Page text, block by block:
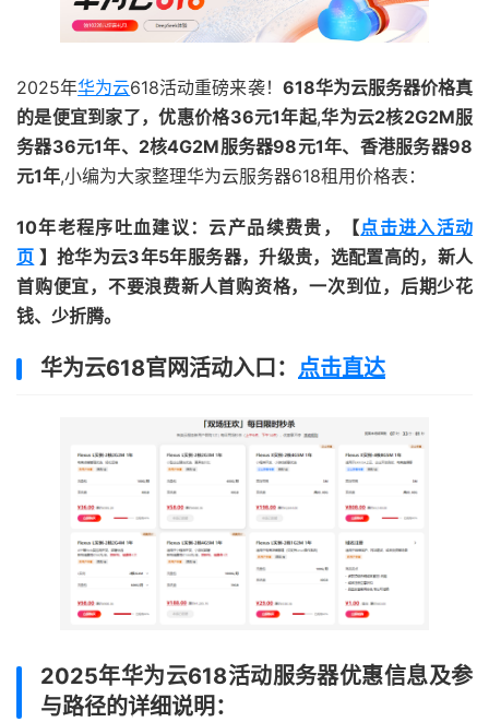
2025年华为云618活动重磅来袭！ 618华为云服务器价格真
的是便宜到家了，优惠价格36元1年起,华为云2核2G2M服
务器36元1年、2核4G2M服务器98元1年、香港服务器98
元1年,小编为大家整理华为云服务器618租用价格表：
10年老程序吐血建议：云产品续费贵，【点击进入活动
页 】抢华为云3年5年服务器，升级贵，选配置高的，新人
首购便宜，不要浪费新人首购资格，一次到位，后期少花
钱、少折腾。
华为云618官网活动入口： 点击直达
2025年华为云618活动服务器优惠信息及参
与路径的详细说明：